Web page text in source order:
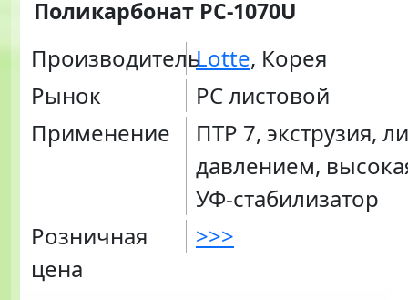
Поликарбонат PC-1070U
ПроизводительLotte, Корея
Рынок
PC листовой
Применение
ПТР 7, экструзия,
давлением,
УФ-стабилизатор
Розничная
цена
>>>